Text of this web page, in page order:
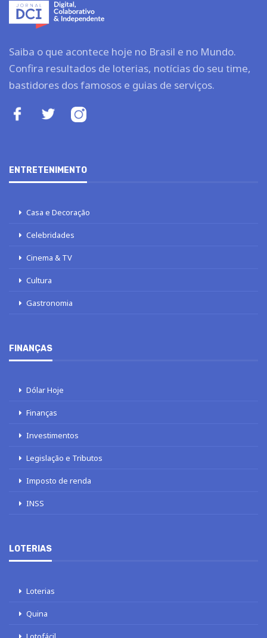
Saiba o que acontece hoje no Brasil e no Mundo.
Confira resultados de loterias, notícias do seu time,
bastidores dos famosos e guias de serviços.
ENTRETENIMENTO
Casa e Decoração
Celebridades
Cinema & TV
Cultura
Gastronomia
FINANÇAS
Dólar Hoje
Finanças
Investimentos
Legislação e Tributos
Imposto de renda
INSS
LOTERIAS
Loterias
Quina